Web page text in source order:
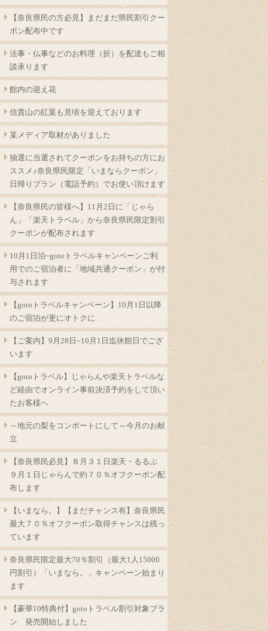
【奈良県民の方必見】まだまだ県民割引クー
ポン配布中です
法事・仏事などのお料理（折）を配達もご相
談承ります
館内の迎え花
信貴山の紅葉も見頃を迎えております
某メディア取材がありました
抽選に当選されてクーポンをお持ちの方にお
ススメ♪奈良県民限定「いまならクーポン」
日帰りプラン（電話予約）でお使い頂けます
【奈良県民の皆様へ】11月2日に「じゃら
ん」「楽天トラベル」から奈良県民限定割引
クーポンが配布されます
10月1日泊~gotoトラベルキャンペーンご利
用でのご宿泊者に「地域共通クーポン」が付
与されます
【gotoトラベルキャンペーン】10月1日以降
のご宿泊が更にオトクに
【ご案内】9月28日~10月1日迄休館日でござ
います
【gotoトラベル】じゃらんや楽天トラベルな
ど経由でオンライン事前決済予約をして頂い
たお客様へ
～地元の梨をコンポートにして～今月のお献
立
【奈良県民必見】８月３１日楽天・るるぶ
９月１日じゃらんで約７０％オフクーポン配
布します
【いまなら。】【まだチャンス有】奈良県民
最大７０％オフクーポン取得チャンスは残っ
ています
奈良県民限定最大70％割引（最大1人15000
円割引）「いまなら。」キャンペーン始まり
ます
【豪華10特典付】gotoトラベル割引対象プラ
ン 発売開始しました